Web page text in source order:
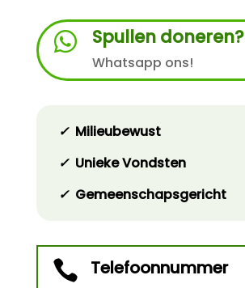
 Spullen doneren?
Whatsapp ons!
✓Milieubewust
✓Unieke Vondsten
✓Gemeenschapsgericht
 Telefoonnummer